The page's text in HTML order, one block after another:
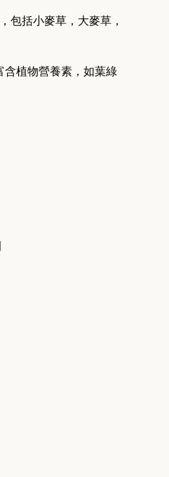
包括小麥草，大麥草，
植物營養素，如葉綠